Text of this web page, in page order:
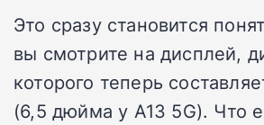
Это сразу становится
вы смотрите на дисплей,
которого теперь
(6,5 дюйма у A13 5G). Что